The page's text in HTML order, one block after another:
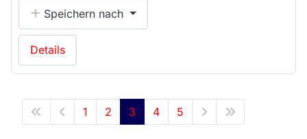
Speichern nach
Details
1 2 3 4 5